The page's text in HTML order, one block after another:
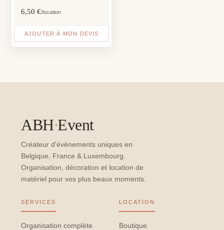
6,50€/location
AJOUTER À MON DEVIS
ABH·Event
Créateur d'événements uniques en
Belgique, France & Luxembourg.
Organisation, décoration et location de
matériel pour vos plus beaux moments.
SERVICES
Organisation complète
LOCATION
Boutique